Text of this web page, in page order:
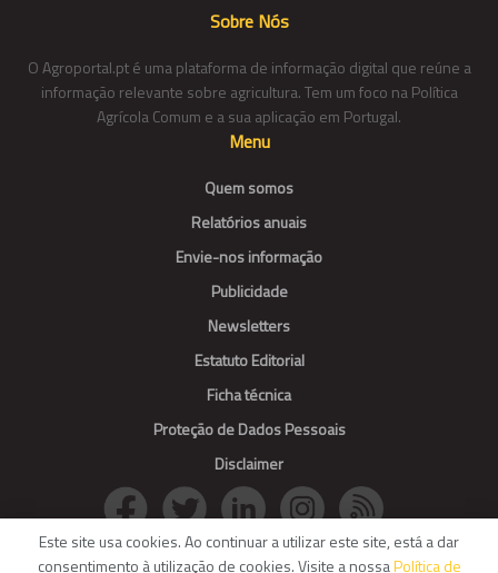
Sobre Nós
O Agroportal.pt é uma plataforma de informação digital que reúne a
informação relevante sobre agricultura. Tem um foco na Política
Agrícola Comum e a sua aplicação em Portugal.
Menu
Quem somos
Relatórios anuais
Envie-nos informação
Publicidade
Newsletters
Estatuto Editorial
Ficha técnica
Proteção de Dados Pessoais
Disclaimer
Este site usa cookies. Ao continuar a utilizar este site, está a dar
consentimento à utilização de cookies. Visite a nossaPolítica de